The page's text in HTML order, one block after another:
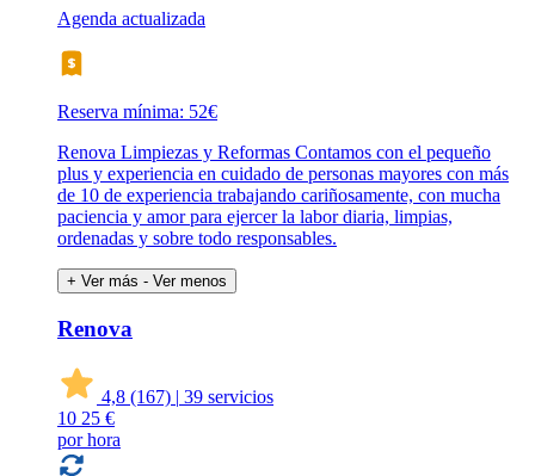
Agenda actualizada
Reserva mínima: 52€
Renova Limpiezas y Reformas Contamos con el pequeño
plus y experiencia en cuidado de personas mayores con más
de 10 de experiencia trabajando cariñosamente, con mucha
paciencia y amor para ejercer la labor diaria, limpias,
ordenadas y sobre todo responsables.
+ Ver más - Ver menos
Renova
4,8 (167) | 39 servicios
10 25 €
por hora